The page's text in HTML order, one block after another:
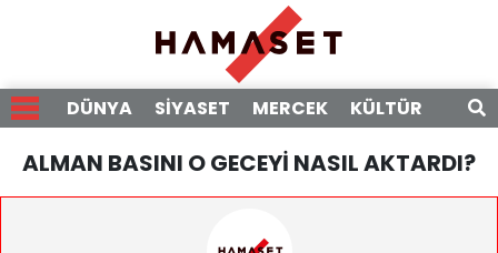
DÜNYA SİYASET MERCEK KÜLTÜR
ALMAN BASINI O GECEYİ NASIL AKTARDI?